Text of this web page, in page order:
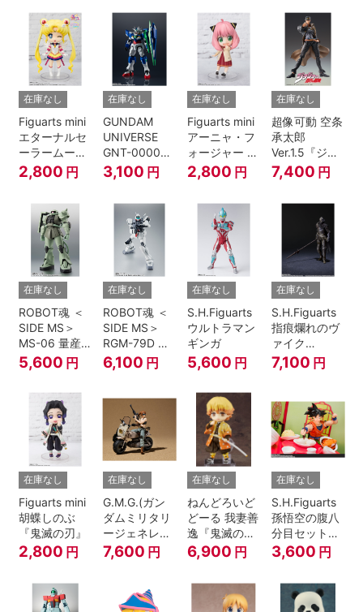
在庫なし
Figuarts mini
エターナルセ
ーラームーン-
Cosmos
edition-『美
ラームーン
Cosmos』
2,800 円
在庫なし
GUNDAM
UNIVERSE
GNT-0000
00 QAN[T]
3,100 円
在庫なし
Figuarts mini
アーニャ・フ
ォージャー -
おでけけこー
で-
2,800 円
在庫なし
超像可動 空条
承太郎
Ver.1.5『ジョ
ジョの奇妙な
冒険 第3部』
7,400 円
在庫なし
ROBOT魂 ＜
SIDE MS＞
MS-06 量産
型ザク ver.
A.N.I.M.E.
5,600 円
在庫なし
ROBOT魂 ＜
SIDE MS＞
RGM-79D ジ
ム寒冷地仕様
ver.
6,100 円
在庫なし
S.H.Figuarts
ウルトラマン
ギンガ
5,600 円
在庫なし
S.H.Figuarts
指痕爛れのヴ
ァイク
『ELDEN
RING』
7,100 円
在庫なし
Figuarts mini
胡蝶しのぶ
『鬼滅の刃』
2,800 円
在庫なし
G.M.G.(ガン
ダムミリタリ
ージェネレー
ション） 機動
戦士ガンダム
地球連邦軍V-
7,600 円
在庫なし
ねんどろいど
どーる 我妻善
逸『鬼滅の
刃』
6,900 円
在庫なし
S.H.Figuarts
孫悟空の腹八
分目セット
『ドラゴンボ
ールZ』
3,600 円